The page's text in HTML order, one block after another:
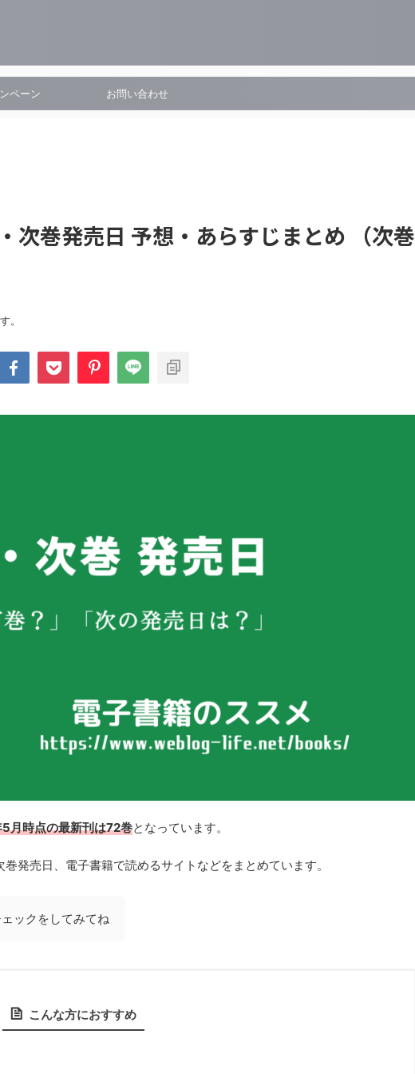
ペーン お問い合わせ
次巻発売日 予想・あらすじまとめ （次巻
。
月時点の最新刊は72巻となっています。
発売日、電子書籍で読めるサイトなどをまとめています。
ックをしてみてね
こんな方におすすめ